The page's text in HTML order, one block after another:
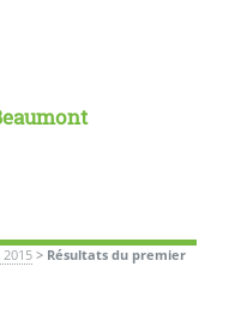
2015> Résultats du premier